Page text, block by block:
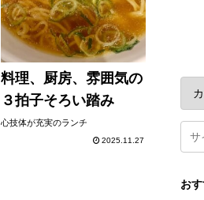
料理、厨房、雰囲気の
３拍子そろい踏み
心技体が充実のランチ
2025.11.27
お